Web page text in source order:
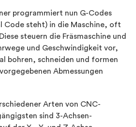
programmiert nun G-Codes
Code steht) in die Maschine, oft
steuern die Fräsmaschine und
und Geschwindigkeit vor,
bohren, schneiden und formen
Abmessungen
Arten von CNC-
sind 3-Achsen-